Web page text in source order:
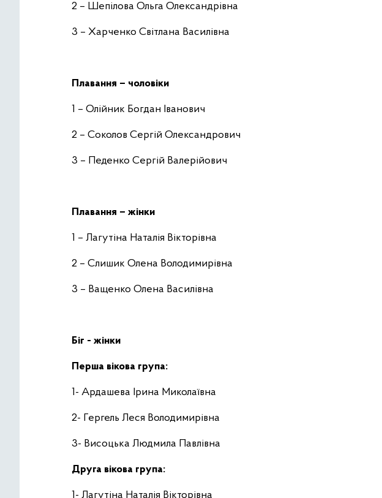
2 – Шепілова Ольга Олександрівна
3 – Харченко Світлана Василівна
Плавання – чоловіки
1 – Олійник Богдан Іванович
2 – Соколов Сергій Олександрович
3 – Педенко Сергій Валерійович
Плавання – жінки
1 – Лагутіна Наталія Вікторівна
2 – Слишик Олена Володимирівна
3 – Ващенко Олена Василівна
Біг - жінки
Перша вікова група:
1- Ардашева Ірина Миколаївна
2- Гергель Леся Володимирівна
3- Висоцька Людмила Павлівна
Друга вікова група:
1- Лагутіна Наталія Вікторівна